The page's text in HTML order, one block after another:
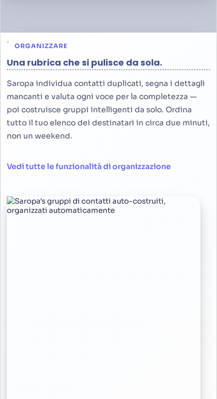
ORGANIZZARE
Una rubrica che si pulisce da sola.
Saropa individua contatti duplicati, segna i dettagli
mancanti e valuta ogni voce per la completezza —
poi costruisce gruppi intelligenti da solo. Ordina
tutto il tuo elenco dei destinatari in circa due minuti,
non un weekend.
Vedi tutte le funzionalità di organizzazione